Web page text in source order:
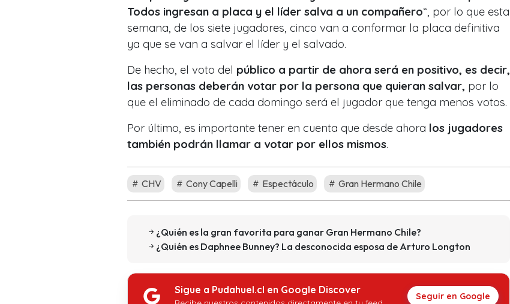
Todos ingresan a placa y el líder salva a un compañero“, por lo que esta
semana, de los siete jugadores, cinco van a conformar la placa definitiva
ya que se van a salvar el líder y el salvado.
De hecho, el voto del público a partir de ahora será en positivo, es decir,
las personas deberán votar por la persona que quieran salvar, por lo
que el eliminado de cada domingo será el jugador que tenga menos votos.
Por último, es importante tener en cuenta que desde ahora los jugadores
también podrán llamar a votar por ellos mismos.
CHV Cony Capelli Espectáculo Gran Hermano Chile
¿Quién es la gran favorita para ganar Gran Hermano Chile?
¿Quién es Daphnee Bunney? La desconocida esposa de Arturo Longton
Sigue a Pudahuel.cl en Google Discover
Seguir en Google